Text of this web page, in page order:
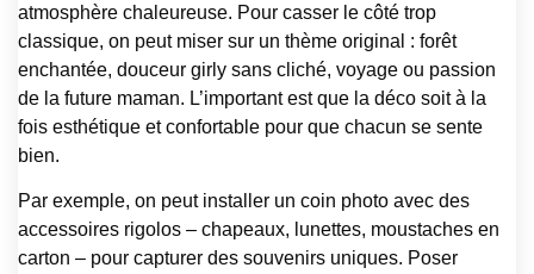
atmosphère chaleureuse. Pour casser le côté trop
classique, on peut miser sur un thème original : forêt
enchantée, douceur girly sans cliché, voyage ou passion
de la future maman. L’important est que la déco soit à la
fois esthétique et confortable pour que chacun se sente
bien.
Par exemple, on peut installer un coin photo avec des
accessoires rigolos – chapeaux, lunettes, moustaches en
carton – pour capturer des souvenirs uniques. Poser